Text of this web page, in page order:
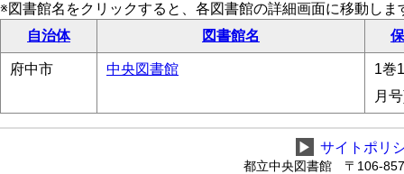
※図書館名をクリックすると、各図書館の詳細画面に移動しま
自治体
図書館名
府中市 中央図書館
1巻
月
▶ サイトポリ
都立中央図書館 〒106-